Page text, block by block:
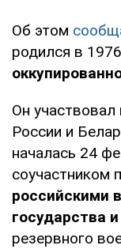
Об этом
родился в
Он участвовал
России и
началась 24
соучастником
российскими
государства
резервного